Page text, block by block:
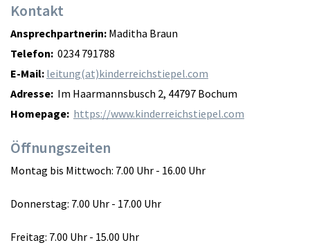
Kontakt
Ansprechpartnerin: Maditha Braun
Telefon: 0234 791788
E-Mail: leitung(at)kinderreichstiepel.com
Adresse: Im Haarmannsbusch 2, 44797 Bochum
Homepage: https://www.kinderreichstiepel.com
Öffnungszeiten
Montag bis Mittwoch: 7.00 Uhr - 16.00 Uhr
Donnerstag: 7.00 Uhr - 17.00 Uhr
Freitag: 7.00 Uhr - 15.00 Uhr